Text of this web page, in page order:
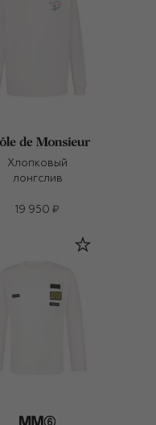
Хлопковый
лонгслив
19 950 ₽